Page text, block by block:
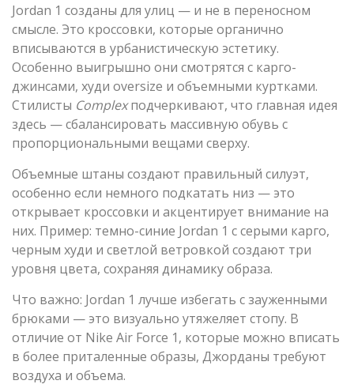
Jordan 1 созданы для улиц — и не в переносном
смысле. Это кроссовки, которые органично
вписываются в урбанистическую эстетику.
Особенно выигрышно они смотрятся с карго-
джинсами, худи oversize и объемными куртками.
Стилисты Complexподчеркивают, что главная идея
здесь — сбалансировать массивную обувь с
пропорциональными вещами сверху.
Объемные штаны создают правильный силуэт,
особенно если немного подкатать низ — это
открывает кроссовки и акцентирует внимание на
них. Пример: темно-синие Jordan 1 с серыми карго,
черным худи и светлой ветровкой создают три
уровня цвета, сохраняя динамику образа.
Что важно: Jordan 1 лучше избегать с зауженными
брюками — это визуально утяжеляет стопу. В
отличие от Nike Air Force 1, которые можно вписать
в более приталенные образы, Джорданы требуют
воздуха и объема.